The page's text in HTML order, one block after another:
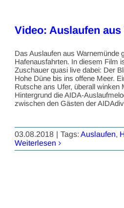
Video: Auslaufen
Das Auslaufen aus Warnemünde
Hafenausfahrten. In diesem Film
Zuschauer quasi live dabei: Der
Hohe Düne bis ins offene Meer.
Rutsche ans Ufer, überall winken
Hintergrund die AIDA-
zwischen den Gästen der
03.08.2018 | Tags: Auslaufen,
Weiterlesen